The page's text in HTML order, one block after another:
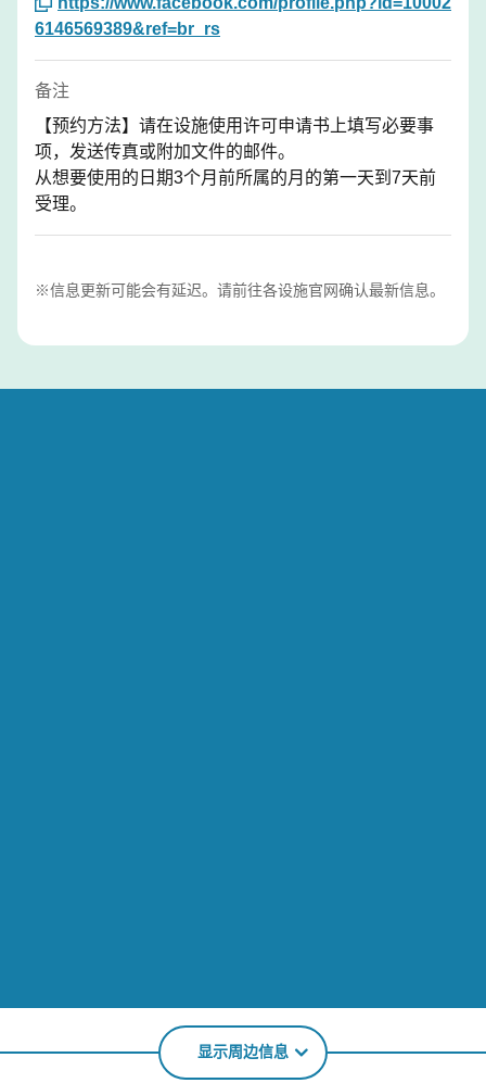
6146569389&ref=br_rs
备注
【预约方法】请在设施使用许可申请书上填写必要事
项，发送传真或附加文件的邮件。
从想要使用的日期3个月前所属的月的第一天到7天前
受理。
※信息更新可能会有延迟。请前往各设施官网确认最新信息。
显示周边信息